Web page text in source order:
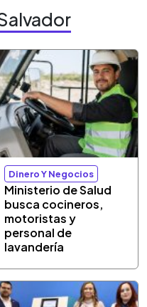
Dinero Y Negocios
Ministerio de Salud
busca cocineros,
motoristas y
personal de
lavandería